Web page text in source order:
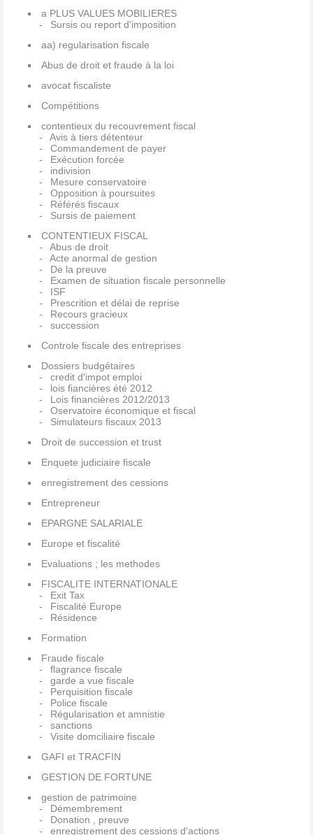
a PLUS VALUES MOBILIERES
Sursis ou report d'imposition
aa) regularisation fiscale
Abus de droit et fraude à la loi
avocat fiscaliste
Compétitions
contentieux du recouvrement fiscal
Avis à tiers détenteur
Commandement de payer
Exécution forcée
indivision
Mesure conservatoire
Opposition à poursuites
Référés fiscaux
Sursis de paiement
CONTENTIEUX FISCAL
Abus de droit
Acte anormal de gestion
De la preuve
Examen de situation fiscale personnelle
ISF
Prescrition et délai de reprise
Recours gracieux
succession
Controle fiscale des entreprises
Dossiers budgétaires
credit d'impot emploi
lois fiancières été 2012
Lois financières 2012/2013
Oservatoire économique et fiscal
Simulateurs fiscaux 2013
Droit de succession et trust
Enquete judiciaire fiscale
enregistrement des cessions
Entrepreneur
EPARGNE SALARIALE
Europe et fiscalité
Evaluations ; les methodes
FISCALITE INTERNATIONALE
Exit Tax
Fiscalité Europe
Résidence
Formation
Fraude fiscale
flagrance fiscale
garde a vue fiscale
Perquisition fiscale
Police fiscale
Régularisation et amnistie
sanctions
Visite domciliaire fiscale
GAFI et TRACFIN
GESTION DE FORTUNE
gestion de patrimoine
Démembrement
Donation , preuve
enregistrement des cessions d'actions